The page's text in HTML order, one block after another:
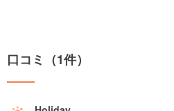
口コミ（1件）